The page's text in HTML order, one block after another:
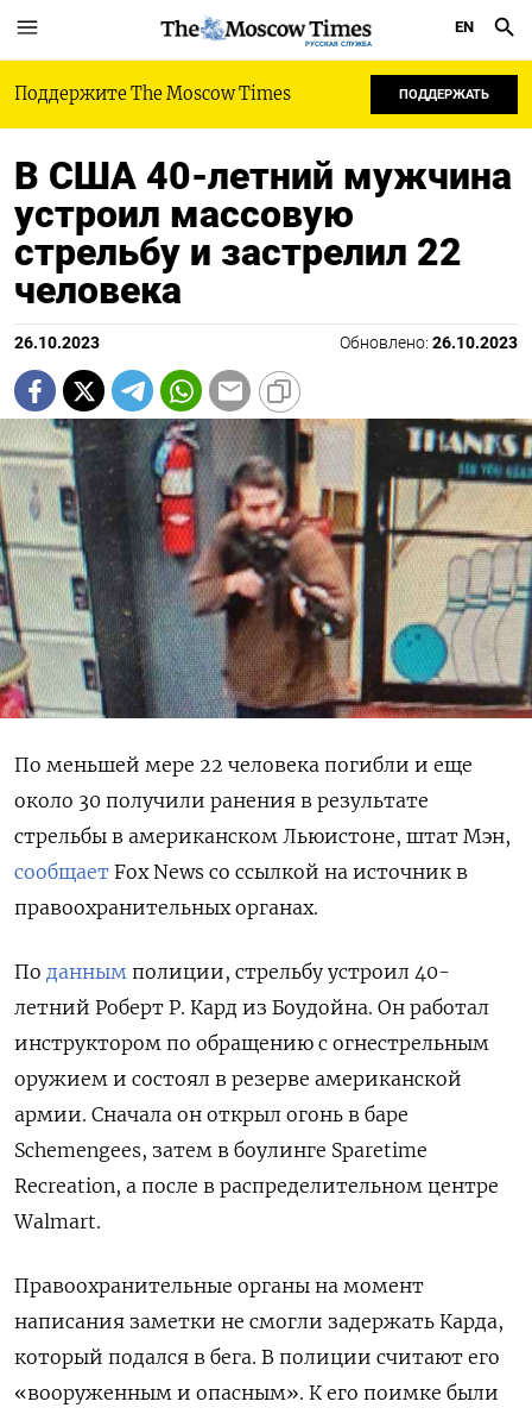
РУССКАЯ СЛУЖБА
EN
Поддержите The Moscow Times ПОДДЕРЖАТЬ
В США 40-летний мужчина
устроил массовую
стрельбу и застрелил 22
человека
26.10.2023 Обновлено: 26.10.2023
По меньшей мере 22 человека погибли и еще
около 30 получили ранения в результате
стрельбы в американском Льюистоне, штат Мэн,
сообщает Fox News со ссылкой на источник в
правоохранительных органах.
По данным полиции, стрельбу устроил 40-
летний Роберт Р. Кард из Боудойна. Он работал
инструктором по обращению с огнестрельным
оружием и состоял в резерве американской
армии. Сначала он открыл огонь в баре
Schemengees, затем в боулинге Sparetime
Recreation, а после в распределительном центре
Walmart.
Правоохранительные органы на момент
написания заметки не смогли задержать Карда,
который подался в бега. В полиции считают его
«вооруженным и опасным». К его поимке были